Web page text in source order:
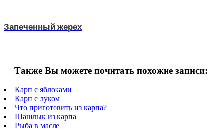
Запеченный жерех
Также Вы можете почитать похожие записи:
Карп с яблоками
Карп с луком
Что приготовить из карпа?
Шашлык из карпа
Рыба в масле